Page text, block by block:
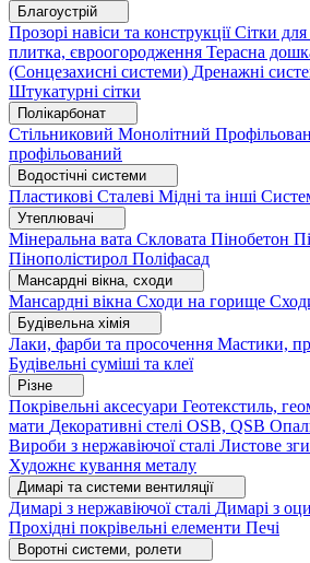
Благоустрій
Прозорі навіси та конструкціїСітки
плитка, євроогородження Терасна
(Сонцезахисні системи) Дренажні
Штукатурні сітки
Полікарбонат
Стільниковий Монолітний
профільований
Водостічні системи
Пластикові Сталеві Мідні та інші
Утеплювачі
Мінеральна вата Скловата Пінобетон
Пінополістирол Поліфасад
Мансардні вікна, сходи
Мансардні вікна Сходи на горище
Будівельна хімія
Лаки, фарби та просочення Мастики,
Будівельні суміші та клеї
Різне
Покрівельні аксесуари Геотекстиль,
мати Декоративні стелі OSB, QSB
Вироби з нержавіючої сталі Листове
Художнє кування металу
Димарі та системи вентиляції
Димарі з нержавіючої сталі Димарі з
Прохідні покрівельні елементи Печі
Воротні системи, ролети